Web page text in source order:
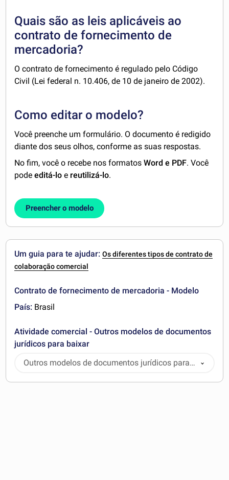
Quais são as leis aplicáveis ao
contrato de fornecimento de
mercadoria?
O contrato de fornecimento é regulado pelo Código
Civil (Lei federal n. 10.406, de 10 de janeiro de 2002).
Como editar o modelo?
Você preenche um formulário. O documento é redigido
diante dos seus olhos, conforme as suas respostas.
No fim, você o recebe nos formatosWord e PDF. Você
podeeditá-lo e reutilizá-lo.
Preencher o modelo
Um guia para te ajudar:Os diferentes tipos de contrato de
colaboração comercial
Contrato de fornecimento de mercadoria - Modelo
País: Brasil
Atividade comercial - Outros modelos de documentos
jurídicos para baixar
Outros modelos de documentos jurídicos para
baixar